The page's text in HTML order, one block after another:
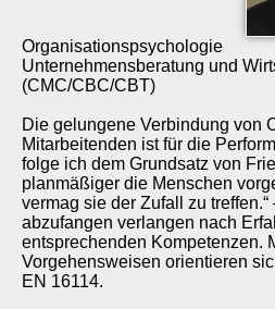
Organisationspsychologie
Unternehmensberatung und
(CMC/CBC/CBT)
Die gelungene Verbindung von
Mitarbeitenden ist für die
folge ich dem Grundsatz von
planmäßiger die Menschen
vermag sie der Zufall zu treffen.“
abzufangen verlangen nach
entsprechenden Kompetenzen.
Vorgehensweisen orientieren
EN 16114.